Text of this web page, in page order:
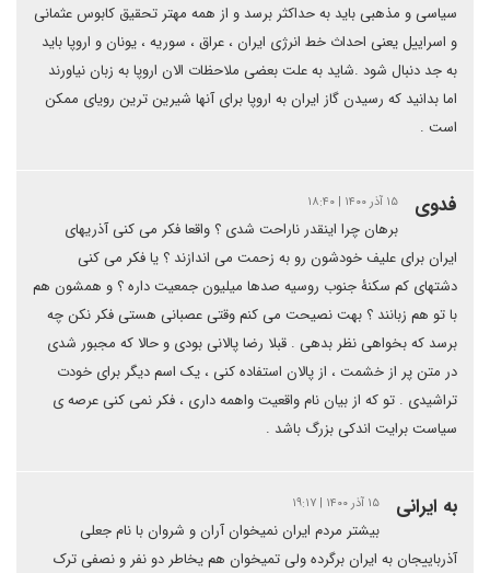
سیاسی و مذهبی باید به حداکثر برسد و از همه مهتر تحقیق کابوس عثمانی
و اسراییل یعنی احداث خط انرژی ایران ، عراق ، سوریه ، یونان و اروپا باید
به جد دنبال شود .شاید به علت بعضی ملاحظات الان اروپا به زبان نیاورند
اما بدانید که رسیدن گاز ایران به اروپا برای آنها شیرین ترین رویای ممکن
است .‌
فدوی ۱۵ آذر ۱۴۰۰ | ۱۸:۴۰
برهان چرا اینقدر ناراحت شدی ؟ واقعا فکر می کنی آذریهای
ایران برای علیف خودشون رو به زحمت می اندازند ؟ یا فکر می کنی
دشتهای کم سکنۀ جنوب روسیه صدها میلیون جمعیت داره ؟ و همشون هم
با تو هم زبانند ؟ بهت نصیحت می کنم وقتی عصبانی هستی فکر نکن چه
برسد که بخواهی نظر بدهی . قبلا رضا پالانی بودی و حالا که مجبور شدی
در متن پر از خشمت ، از پالان استفاده کنی ، یک اسم دیگر برای خودت
تراشیدی . تو که از بیان نام واقعیت واهمه داری ، فکر نمی کنی عرصه ی
سیاست برایت اندکی بزرگ باشد .
به ایرانی ۱۵ آذر ۱۴۰۰ | ۱۹:۱۷
بیشتر مردم ایران نمیخوان آران و شروان با نام جعلی
آذرباییجان به ایران برگرده ولی تمیخوان هم یخاطر دو نفر و نصفی ترک